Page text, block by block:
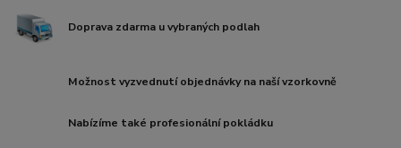
Doprava zdarma u vybraných podlah
Možnost vyzvednutí objednávky na naší vzorkovně
Nabízíme také profesionální pokládku